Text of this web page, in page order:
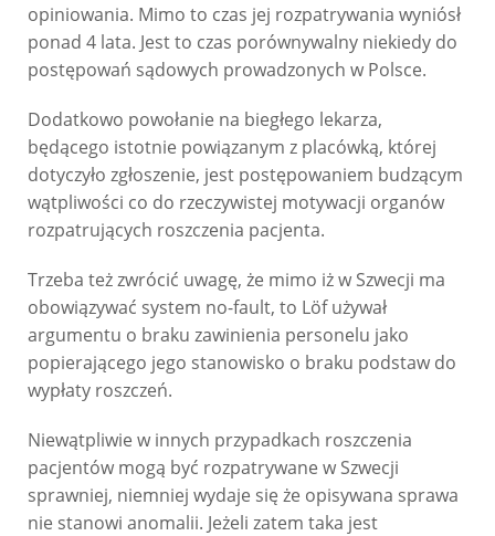
opiniowania. Mimo to czas jej rozpatrywania wyniósł
ponad 4 lata. Jest to czas porównywalny niekiedy do
postępowań sądowych prowadzonych w Polsce.
Dodatkowo powołanie na biegłego lekarza,
będącego istotnie powiązanym z placówką, której
dotyczyło zgłoszenie, jest postępowaniem budzącym
wątpliwości co do rzeczywistej motywacji organów
rozpatrujących roszczenia pacjenta.
Trzeba też zwrócić uwagę, że mimo iż w Szwecji ma
obowiązywać system no-fault, to Löf używał
argumentu o braku zawinienia personelu jako
popierającego jego stanowisko o braku podstaw do
wypłaty roszczeń.
Niewątpliwie w innych przypadkach roszczenia
pacjentów mogą być rozpatrywane w Szwecji
sprawniej, niemniej wydaje się że opisywana sprawa
nie stanowi anomalii. Jeżeli zatem taka jest